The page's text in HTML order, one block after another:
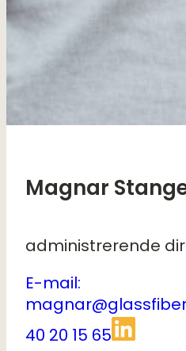
Magnar
administrerende
E-mail:
40 20 15 65